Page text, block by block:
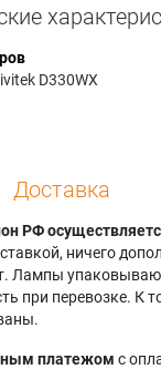
D330WX
Доставка
РФ
ничего
Лампы
при перевозке. К
платежом с